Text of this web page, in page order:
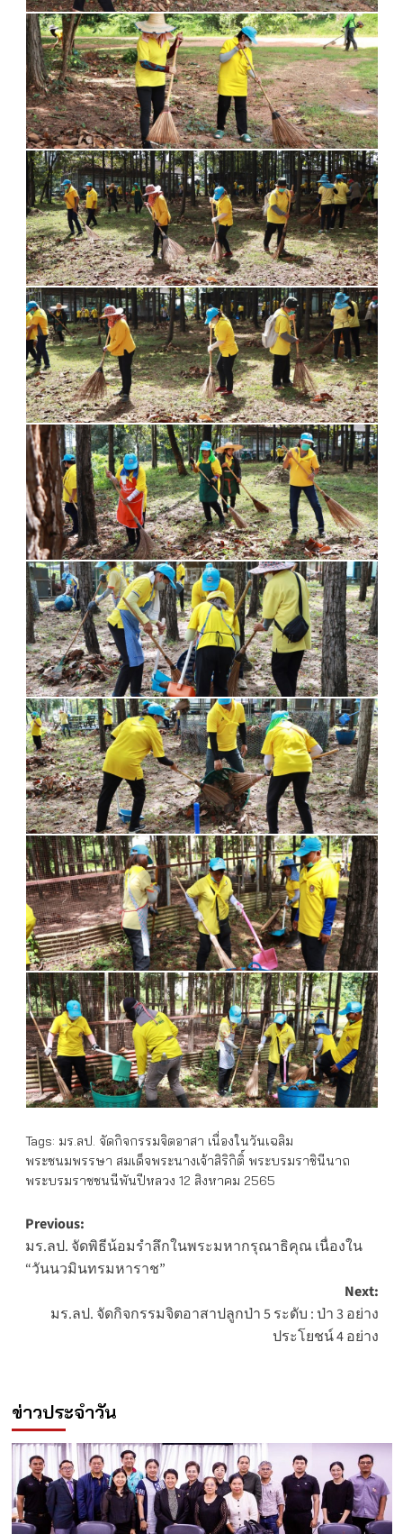
Tags: มร.ลป. จัดกิจกรรมจิตอาสา เนื่องในวันเฉลิม
พระชนมพรรษา สมเด็จพระนางเจ้าสิริกิติ์ พระบรมราชินีนาถ
พระบรมราชชนนีพันปีหลวง 12 สิงหาคม 2565
Post
navigation
Previous:
มร.ลป. จัดพิธีน้อมรำลึกในพระมหากรุณาธิคุณ เนื่องใน
“วันนวมินทรมหาราช”
Next:
มร.ลป. จัดกิจกรรมจิตอาสาปลูกป่า 5 ระดับ : ป่า 3 อย่าง
ประโยชน์ 4 อย่าง
ข่าวประจำวัน